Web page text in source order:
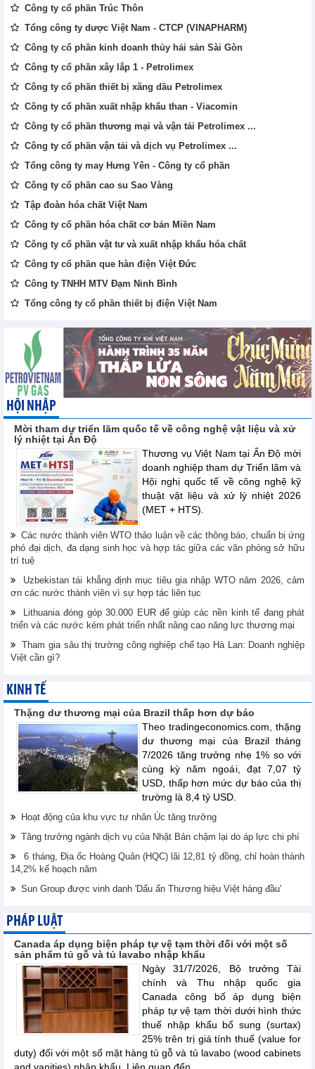
Công ty cổ phần Trúc Thôn
Tổng công ty dược Việt Nam - CTCP (VINAPHARM)
Công ty cổ phần kinh doanh thủy hải sản Sài Gòn
Công ty cổ phần xây lắp 1 - Petrolimex
Công ty cổ phần thiết bị xăng dầu Petrolimex
Công ty cổ phần xuất nhập khẩu than - Viacomin
Công ty cổ phần thương mại và vận tải Petrolimex ...
Công ty cổ phần vận tải và dịch vụ Petrolimex ...
Tổng công ty may Hưng Yên - Công ty cổ phần
Công ty cổ phần cao su Sao Vàng
Tập đoàn hóa chất Việt Nam
Công ty cổ phần hóa chất cơ bản Miền Nam
Công ty cổ phần vật tư và xuất nhập khẩu hóa chất
Công ty cổ phần que hàn điện Việt Đức
Công ty TNHH MTV Đạm Ninh Bình
Tổng công ty cổ phần thiết bị điện Việt Nam
HỘI NHẬP
Mời tham dự triển lãm quốc tế về công nghệ vật liệu và xử
lý nhiệt tại Ấn Độ
Thương vụ Việt Nam tại Ấn Độ mời
doanh nghiệp tham dự Triển lãm và
Hội nghị quốc tế về công nghệ kỹ
thuật vật liệu và xử lý nhiệt 2026
(MET + HTS).
Các nước thành viên WTO thảo luận về các thông báo, chuẩn bị ứng
phó đại dịch, đa dạng sinh học và hợp tác giữa các văn phòng sở hữu
trí tuệ
Uzbekistan tái khẳng định mục tiêu gia nhập WTO năm 2026, cảm
ơn các nước thành viên vì sự hợp tác liên tục
Lithuania đóng góp 30.000 EUR để giúp các nền kinh tế đang phát
triển và các nước kém phát triển nhất nâng cao năng lực thương mại
Tham gia sâu thị trường công nghiệp chế tạo Hà Lan: Doanh nghiệp
Việt cần gì?
KINH TẾ
Thặng dư thương mại của Brazil thấp hơn dự báo
Theo tradingeconomics.com, thặng
dư thương mại của Brazil tháng
7/2026 tăng trưởng nhẹ 1% so với
cùng kỳ năm ngoái, đạt 7,07 tỷ
USD, thấp hơn mức dự báo của thị
trường là 8,4 tỷ USD.
Hoạt động của khu vực tư nhân Úc tăng trưởng
Tăng trưởng ngành dịch vụ của Nhật Bản chậm lại do áp lực chi phí
6 tháng, Địa ốc Hoàng Quân (HQC) lãi 12,81 tỷ đồng, chỉ hoàn thành
14,2% kế hoạch năm
Sun Group được vinh danh 'Dấu ấn Thương hiệu Việt hàng đầu'
PHÁP LUẬT
Canada áp dụng biện pháp tự vệ tạm thời đối với một số
sản phẩm tủ gỗ và tủ lavabo nhập khẩu
Ngày 31/7/2026, Bộ trưởng Tài
chính và Thu nhập quốc gia
Canada công bố áp dụng biện
pháp tự vệ tạm thời dưới hình thức
thuế nhập khẩu bổ sung (surtax)
25% trên trị giá tính thuế (value for
duty) đối với một số mặt hàng tủ gỗ và tủ lavabo (wood cabinets
and vanities) nhập khẩu. Liên quan đến ...